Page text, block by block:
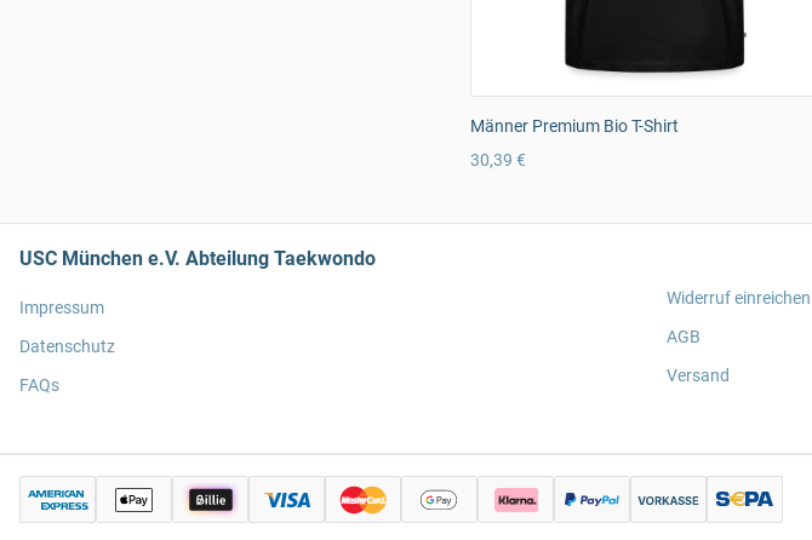
Männer Premium Bio T-Shirt
30,39 €
USC München e.V. Abteilung Taekwondo
Impressum
Datenschutz
FAQs
Widerruf einreichen
AGB
Versand